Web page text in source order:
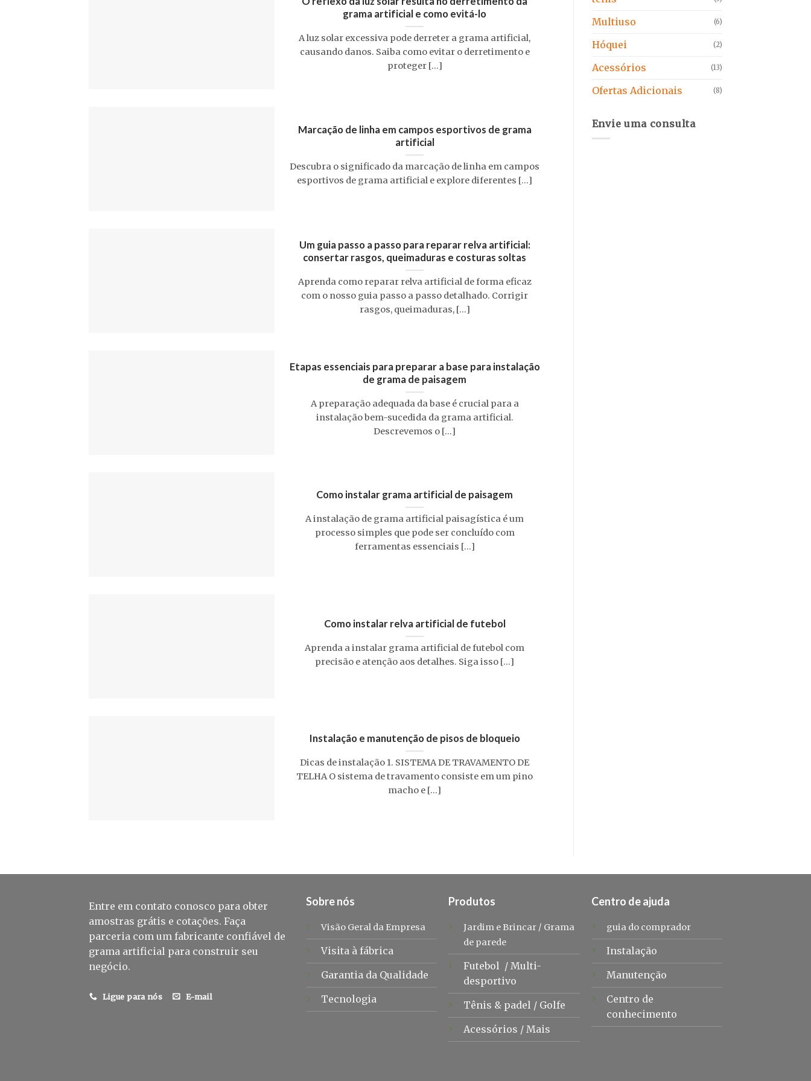
grama artificial e como evitá-lo
A luz solar excessiva pode derreter a grama artificial,
causando danos. Saiba como evitar o derretimento e
proteger [...]
Marcação de linha em campos esportivos de grama
artificial
Descubra o significado da marcação de linha em campos
esportivos de grama artificial e explore diferentes [...]
Um guia passo a passo para reparar relva artificial:
consertar rasgos, queimaduras e costuras soltas
Aprenda como reparar relva artificial de forma eficaz
com o nosso guia passo a passo detalhado. Corrigir
rasgos, queimaduras, [...]
Etapas essenciais para preparar a base para instalação
de grama de paisagem
A preparação adequada da base é crucial para a
instalação bem-sucedida da grama artificial.
Descrevemos o [...]
Como instalar grama artificial de paisagem
A instalação de grama artificial paisagística é um
processo simples que pode ser concluído com
ferramentas essenciais [...]
Como instalar relva artificial de futebol
Aprenda a instalar grama artificial de futebol com
precisão e atenção aos detalhes. Siga isso [...]
Instalação e manutenção de pisos de bloqueio
Dicas de instalação 1. SISTEMA DE TRAVAMENTO DE
TELHA O sistema de travamento consiste em um pino
macho e [...]
Multiuso (6)
Hóquei (2)
Acessórios (13)
Ofertas Adicionais (8)
Envie uma consulta
Entre em contato conosco para obter
amostras grátis e cotações. Faça
parceria com um fabricante confiável de
grama artificial para construir seu
negócio.
Ligue para nós E-mail
Sobre nós
Visão Geral da Empresa
Visita à fábrica
Garantia da Qualidade
Tecnologia
Produtos
Jardim e Brincar / Grama
de parede
Futebol /Multi-
desportivo
Tênis & padel / Golfe
Acessórios /Mais
Centro de ajuda
guia do comprador
Instalação
Manutenção
Centro de
conhecimento